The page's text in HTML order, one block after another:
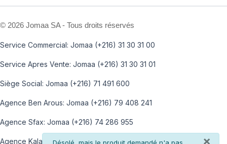
×
info
© 2026 Jomaa SA - Tous droits réservés
Service Commercial: Jomaa (+216) 31 30 31 00
Service Apres Vente: Jomaa (+216) 31 30 31 01
Siège Social: Jomaa (+216) 71 491 600
Agence Ben Arous: Jomaa (+216) 79 408 241
Agence Sfax: Jomaa (+216) 74 286 955
Agence Kalaa: Jomaa (+216) 73 812 100